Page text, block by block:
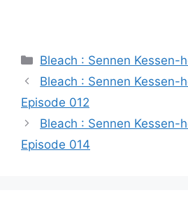
Catégories
Bleach : Sennen Kessen-
Bleach : Sennen Kessen-
Episode 012
Bleach : Sennen Kessen-
Episode 014